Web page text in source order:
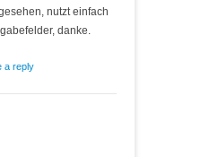
nutzt einfach
danke.
a reply